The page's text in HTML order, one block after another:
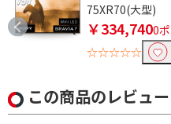
75XR70(大型)
￥334,7400
☆☆☆☆☆
この商品のレビュー